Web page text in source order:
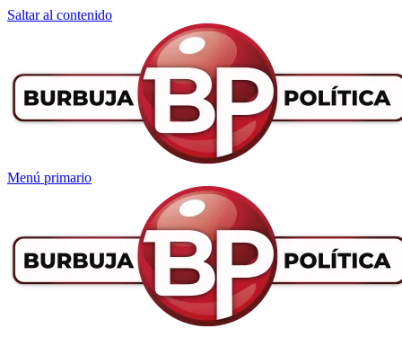
Saltar al contenido
Menú primario